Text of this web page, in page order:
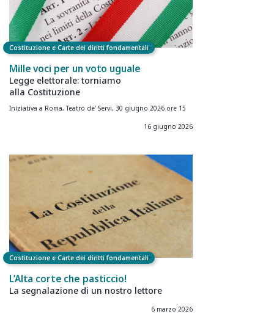
Costituzione e Carte dei diritti fondamentali
Mille voci per un voto uguale
Legge elettorale: torniamo
alla Costituzione
Iniziativa a Roma, Teatro de’ Servi, 30 giugno 2026 ore 15
16 giugno 2026
Costituzione e Carte dei diritti fondamentali
L’Alta corte che pasticcio!
La segnalazione di un nostro lettore
6 marzo 2026